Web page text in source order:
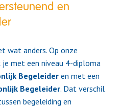
en
wat anders. Op onze
met een niveau 4-diploma
Begeleider en met een
Begeleider. Dat verschil
begeleiding en